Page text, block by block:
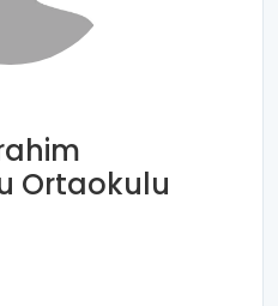
Ortaokulu